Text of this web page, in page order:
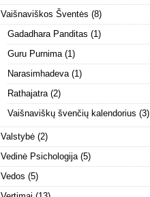
Vaišnaviškos Šventės (8)
Gadadhara Panditas (1)
Guru Purnima (1)
Narasimhadeva (1)
Rathajatra (2)
Vaišnaviškų švenčių kalendorius (3)
Valstybė (2)
Vedinė Psichologija (5)
Vedos (5)